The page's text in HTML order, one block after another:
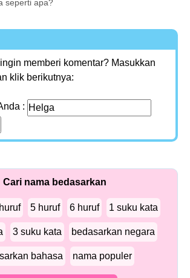
seperti apa?
memberi komentar? Masukkan
klik berikutnya:
:
Cari nama bedasarkan
5 huruf 6 huruf 1 suku kata
3 suku kata bedasarkan negara
bahasa nama populer